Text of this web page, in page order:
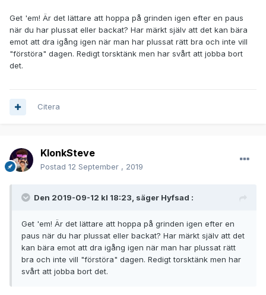
Get 'em! Är det lättare att hoppa på grinden igen efter en paus
när du har plussat eller backat? Har märkt själv att det kan bära
emot att dra igång igen när man har plussat rätt bra och inte vill
"förstöra" dagen. Redigt torsktänk men har svårt att jobba bort
det.
Citera
KlonkSteve
Postad 12 September , 2019
Den 2019-09-12 kl 18:23, säger Hyfsad :
Get 'em! Är det lättare att hoppa på grinden igen efter en
paus när du har plussat eller backat? Har märkt själv att det
kan bära emot att dra igång igen när man har plussat rätt
bra och inte vill "förstöra" dagen. Redigt torsktänk men har
svårt att jobba bort det.